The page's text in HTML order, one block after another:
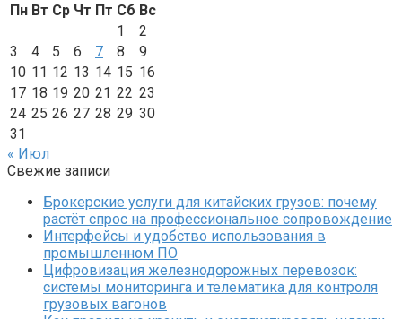
Пн Вт Ср Чт Пт Сб Вс
1
2
3
4 5 6 7 8
9
10 11 12 13 14 15 16
17 18 19 20 21 22 23
24 25 26 27 28 29 30
31
« Июл
Свежие записи
Брокерские услуги для китайских грузов: почему
растёт спрос на профессиональное сопровождение
Интерфейсы и удобство использования в
промышленном ПО
Цифровизация железнодорожных перевозок:
системы мониторинга и телематика для контроля
грузовых вагонов